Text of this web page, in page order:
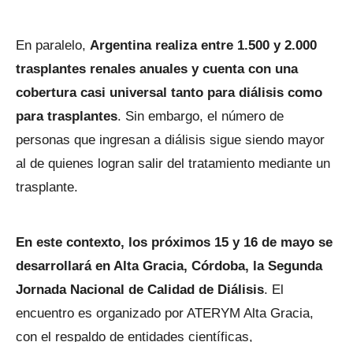
En paralelo, Argentina realiza entre 1.500 y 2.000
trasplantes renales anuales y cuenta con una
cobertura casi universal tanto para diálisis como
para trasplantes. Sin embargo, el número de
personas que ingresan a diálisis sigue siendo mayor
al de quienes logran salir del tratamiento mediante un
trasplante.
En este contexto, los próximos 15 y 16 de mayo se
desarrollará en Alta Gracia, Córdoba, la Segunda
Jornada Nacional de Calidad de Diálisis. El
encuentro es organizado por ATERYM Alta Gracia,
con el respaldo de entidades científicas,